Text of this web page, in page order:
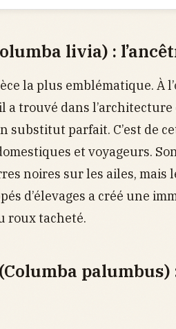
livia) :
la plus emblématique. À
a trouvé dans
substitut parfait. C’est de
et voyageurs.
noires sur les ailes, mais
d’élevages a créé une
roux tacheté.
palumbus)